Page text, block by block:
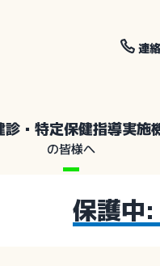
連
診・特定保健指導実施
の皆様へ
保護中